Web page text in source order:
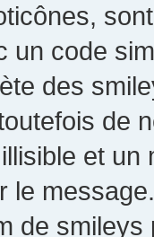
un code
des
de
et
le
de smileys